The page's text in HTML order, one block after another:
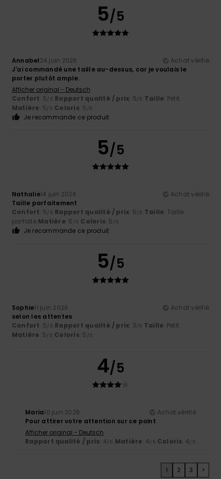
5/5
Annabel24 juin 2026
Achat vérifié
J'ai commandé une taille au-dessus, car je voulais le
porter plutôt ample.
Afficher original - Deutsch
Confort: 5/5 Rapport qualité / prix: 5/5 Taille: Petit
Matière: 5/5 Coloris: 5 /5
Je recommande ce produit
5/5
Nathalie14 juin 2026
Achat vérifié
Taille parfaitement
Confort: 5/5 Rapport qualité / prix: 5/5 Taille: Taille
parfaite Matière: 5 /5 Coloris: 5 /5
Je recommande ce produit
5/5
Sophie11 juin 2026
Achat vérifié
selon les attentes
Confort: 5/5 Rapport qualité / prix: 3/5 Taille: Petit
Matière: 5/5 Coloris: 5 /5
4/5
Maria10 juin 2026
Achat vérifié
Pour attirer votre attention sur ce point
Afficher original - Deutsch
Rapport qualité / prix: 4/5 Matière: 4/5 Coloris: 4/5
1 2 3 >